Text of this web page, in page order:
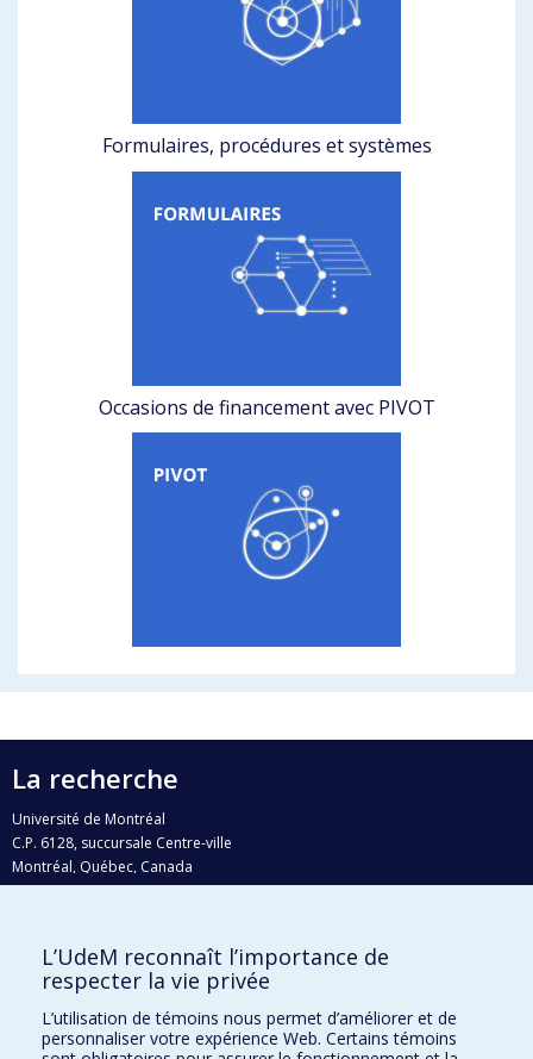
Formulaires, procédures et systèmes
Occasions de financement avec PIVOT
La recherche
Université de Montréal
C.P. 6128, succursale Centre-ville
Montréal, Québec, Canada
H3C 3J7
Qui fait quoi?
Nous trouver
Plan du site
L’UdeM reconnaît l’importance de
respecter la vie privée
L’utilisation de témoins nous permet d’améliorer et de
personnaliser votre expérience Web. Certains témoins